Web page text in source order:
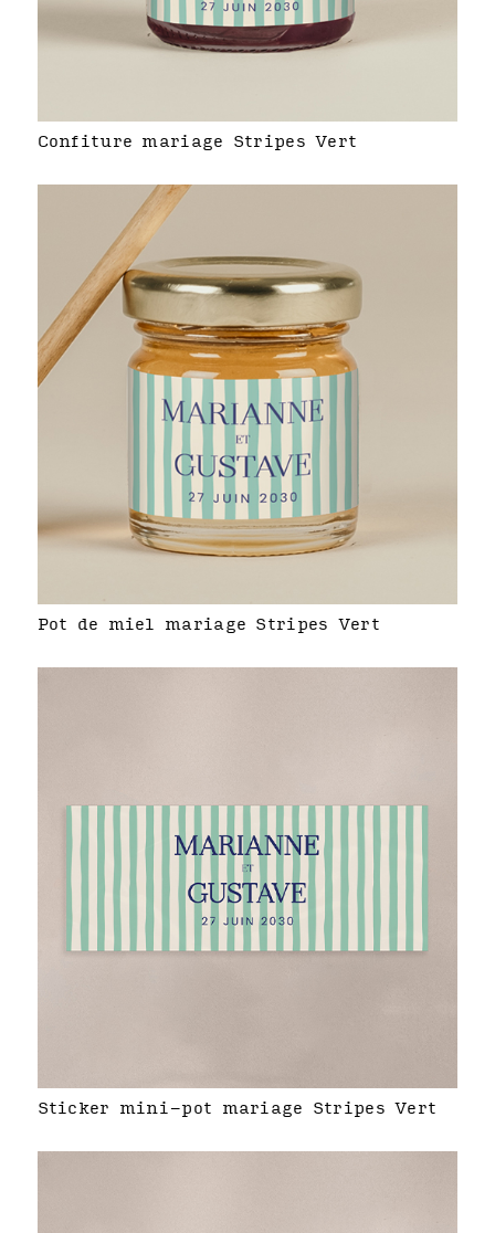
Confiture mariage Stripes Vert
Pot de miel mariage Stripes Vert
Sticker mini-pot mariage Stripes Vert